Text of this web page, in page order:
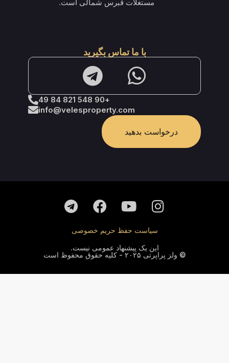
مستغلات قبرس شمالی است.
با ما تماس بگیرید
info@velesproperty.com
درخواست بدهید
سیاست حفظ حریم خصوصی
این یک پیشنهاد عمومی نیست.
© ولز پراپرتی ۲۰۲۵ - کلیه حقوق محفوظ است